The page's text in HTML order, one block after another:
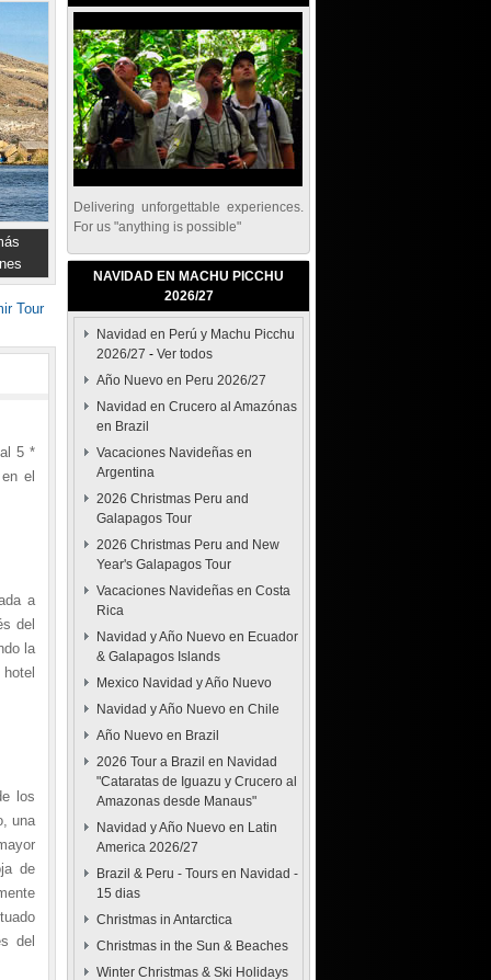
Tour
5 *
el
a
del
la
los
una
de
del
Delivering unforgettable experiences.
For us "anything is possible"
NAVIDAD EN MACHU PICCHU
2026/27
Navidad en Perú y Machu Picchu
2026/27 - Ver todos
Año Nuevo en Peru 2026/27
Navidad en Crucero al Amazónas
en Brazil
Vacaciones Navideñas en
Argentina
2026 Christmas Peru and
Galapagos Tour
2026 Christmas Peru and New
Year's Galapagos Tour
Vacaciones Navideñas en Costa
Rica
Navidad y Año Nuevo en Ecuador
& Galapagos Islands
Mexico Navidad y Año Nuevo
Navidad y Año Nuevo en Chile
Año Nuevo en Brazil
2026 Tour a Brazil en Navidad
"Cataratas de Iguazu y Crucero al
Amazonas desde Manaus"
Navidad y Año Nuevo en Latin
America 2026/27
Brazil & Peru - Tours en Navidad -
15 dias
Christmas in Antarctica
Christmas in the Sun & Beaches
Winter Christmas & Ski Holidays